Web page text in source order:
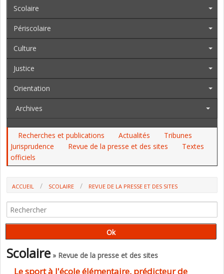
Scolaire
Périscolaire
Culture
Justice
Orientation
Archives
Recherches et publications Actualités
Tribunes
Jurisprudence
Revue de la presse et des sites
Textes
officiels
ACCUEIL SCOLAIRE
REVUE DE LA PRESSE ET DES SITES
SCOLAIRE À 17 ANS (U. DE MONTRÉAL)
Scolaire» Revue de la presse et des sites
Le sport à l'école élémentaire, prédicteur de